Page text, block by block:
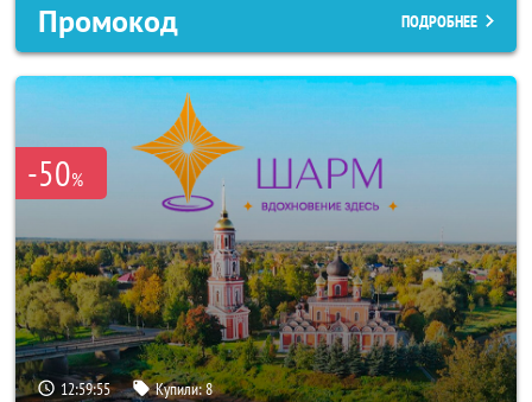
Промокод ПОДРОБНЕЕ
-50%
12:59:52 Купили:8